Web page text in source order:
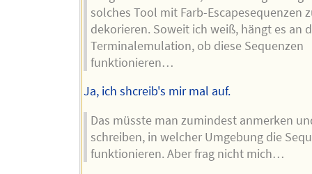
solches Tool mit Farb-Escapesequenzen
dekorieren. Soweit ich weiß, hängt es an
Terminalemulation, ob diese Sequenzen
funktionieren…
Ja, ich shcreib's mir mal auf.
Das müsste man zumindest anmerken
schreiben, in welcher Umgebung die
funktionieren. Aber frag nicht mich…